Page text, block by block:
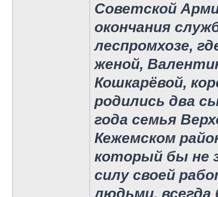
Советской
окончания
леспромхозе,
женой,
Кошкарёвой,
родились два
года семья
Кежемском
который бы не
силу своей
людьми, всегда